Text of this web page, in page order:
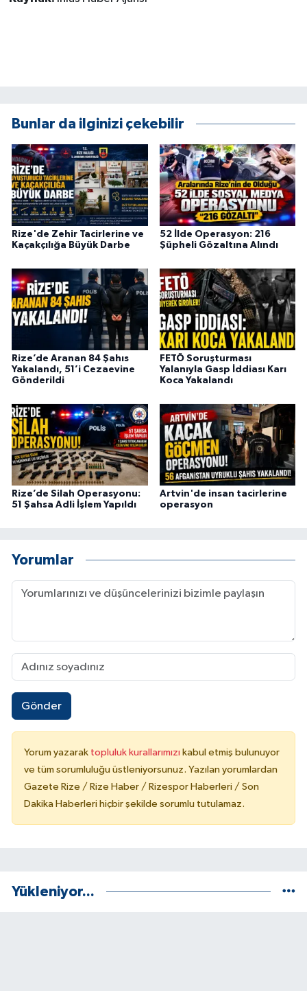
Bunlar da ilginizi çekebilir
Rize'de Zehir Tacirlerine ve
Kaçakçılığa Büyük Darbe
52 İlde Operasyon: 216
Şüpheli Gözaltına Alındı
Rize’de Aranan 84 Şahıs
Yakalandı, 51’i Cezaevine
Gönderildi
FETÖ Soruşturması
Yalanıyla Gasp İddiası Karı
Koca Yakalandı
Rize’de Silah Operasyonu:
51 Şahsa Adli İşlem Yapıldı
Artvin'de insan tacirlerine
operasyon
Yorumlar
Gönder
Yorum yazarak topluluk kurallarımızı kabul etmiş bulunuyor
ve tüm sorumluluğu üstleniyorsunuz. Yazılan yorumlardan
Gazete Rize / Rize Haber / Rizespor Haberleri / Son
Dakika Haberleri hiçbir şekilde sorumlu tutulamaz.
Yükleniyor...
Jandarma
Otomobil
POLİTİKA
Sağlık
SİYASET
SPOR HABERLERİ
TEKNOLOJİ
Turizm
YAŞAM
YEREL
Yerel Haberler